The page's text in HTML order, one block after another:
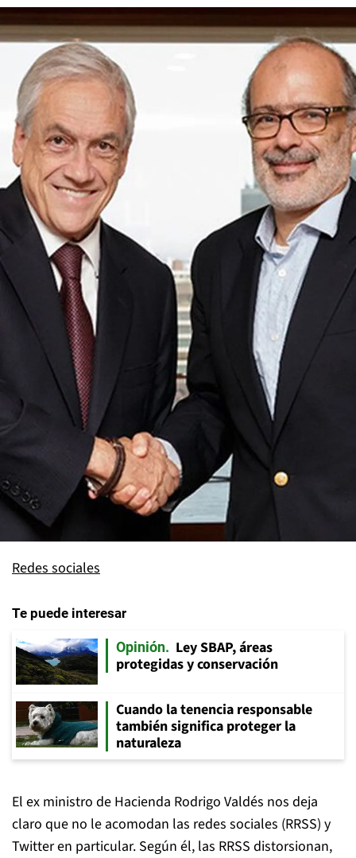
Redes sociales
Te puede interesar
Opinión
Ley SBAP, áreas
protegidas y conservación
Cuando la tenencia responsable
también significa proteger la
naturaleza
El ex ministro de Hacienda Rodrigo Valdés nos deja
claro que no le acomodan las redes sociales (RRSS) y
Twitter en particular. Según él, las RRSS distorsionan,